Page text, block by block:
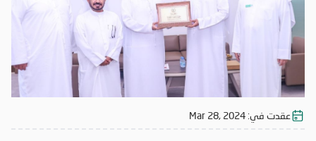
عقدت في: Mar 28, 2024